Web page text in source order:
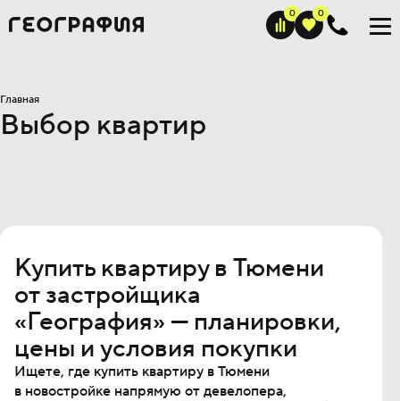
Главная
Выбор квартир
Купить квартиру в Тюмени
от застройщика
«География» — планировки,
цены и условия покупки
Ищете, где купить квартиру в Тюмени
в новостройке напрямую от девелопера,